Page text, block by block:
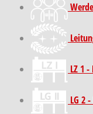
LZ 1
LG 2